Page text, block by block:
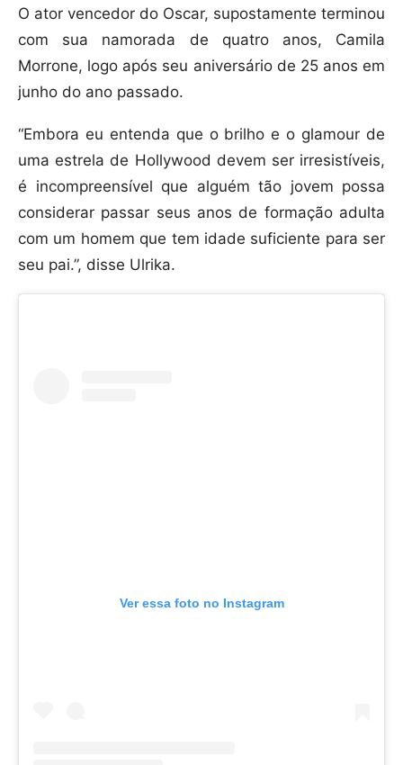
O ator vencedor do Oscar, supostamente terminou
com sua namorada de quatro anos, Camila
Morrone, logo após seu aniversário de 25 anos em
junho do ano passado.
“Embora eu entenda que o brilho e o glamour de
uma estrela de Hollywood devem ser irresistíveis,
é incompreensível que alguém tão jovem possa
considerar passar seus anos de formação adulta
com um homem que tem idade suficiente para ser
seu pai.”, disse Ulrika.
Ver essa foto no Instagram